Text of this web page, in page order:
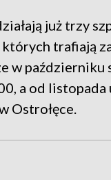
już trzy
trafiają
w
a od
Ostrołęce.